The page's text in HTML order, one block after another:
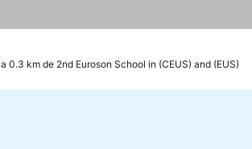
a 0.3 km de 2nd Euroson School in (CEUS) and (EUS)